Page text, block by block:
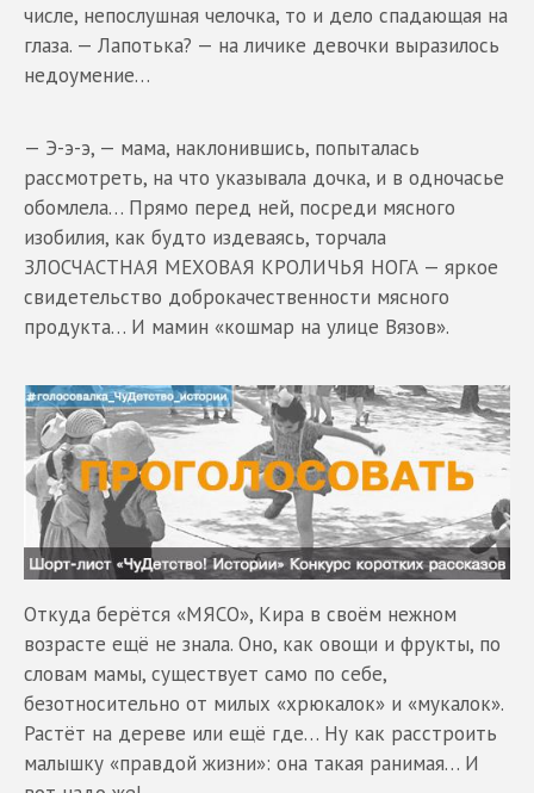
числе, непослушная челочка, то и дело спадающая на
глаза. — Лапотька? — на личике девочки выразилось
недоумение…
— Э-э-э, — мама, наклонившись, попыталась
рассмотреть, на что указывала дочка, и в одночасье
обомлела… Прямо перед ней, посреди мясного
изобилия, как будто издеваясь, торчала
ЗЛОСЧАСТНАЯ МЕХОВАЯ КРОЛИЧЬЯ НОГА — яркое
свидетельство доброкачественности мясного
продукта… И мамин «кошмар на улице Вязов».
Откуда берётся «МЯСО», Кира в своём нежном
возрасте ещё не знала. Оно, как овощи и фрукты, по
словам мамы, существует само по себе,
безотносительно от милых «хрюкалок» и «мукалок».
Растёт на дереве или ещё где… Ну как расстроить
малышку «правдой жизни»: она такая ранимая… И